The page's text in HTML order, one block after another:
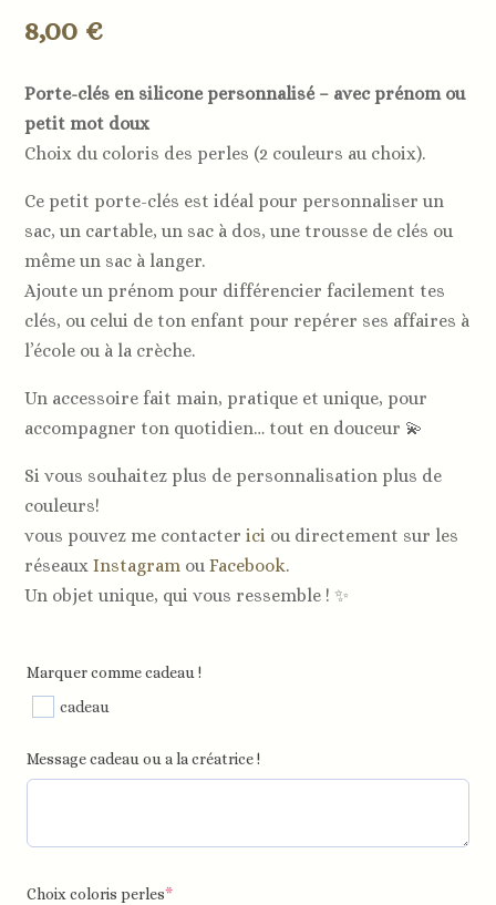
8,00 €
Porte-clés en silicone personnalisé – avec prénom ou
petit mot doux
Choix du coloris des perles (2 couleurs au choix).
Ce petit porte-clés est idéal pour personnaliser un
sac, un cartable, un sac à dos, une trousse de clés ou
même un sac à langer.
Ajoute un prénom pour différencier facilement tes
clés, ou celui de ton enfant pour repérer ses affaires à
l’école ou à la crèche.
Un accessoire fait main, pratique et unique, pour
accompagner ton quotidien… tout en douceur 💫
Si vous souhaitez plus de personnalisation plus de
couleurs!
vous pouvez me contacterici ou directement sur les
réseauxInstagram ouFacebook.
Un objet unique, qui vous ressemble ! ✨
Marquer comme cadeau !
cadeau
Message cadeau ou a la créatrice !
Choix coloris perles*